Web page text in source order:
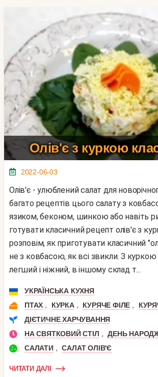
Олів'є з куркою
2022-06-03
Олів'є - улюблений салат для новорічного столу, є
багато рецептів цього салату з
язиком, беконом, шинкою або навіть
готувати класичний рецепт олів'є з
розповім, як приготувати класичний
не з ковбасою, як всі звикли. З
легший і ніжний, в іншому склад т...
УКРАЇНСЬКА КУХНЯ
ПТАХ , КУРКА , КУРЯЧЕ ФІЛЕ ,
ДІЄТИЧНЕ ХАРЧУВАННЯ
НА СВЯТКОВИЙ СТІЛ , ДЕНЬ
САЛАТИ , САЛАТ ОЛІВ'Є
ЧИТАТИ ДАЛІ